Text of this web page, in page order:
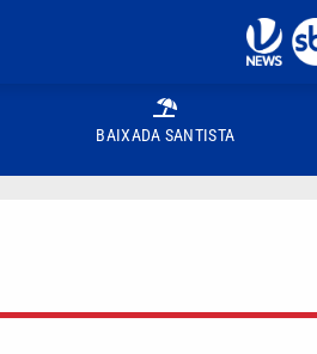
BAIXADA SANTISTA